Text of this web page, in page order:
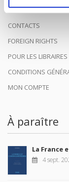
CONTACTS
FOREIGN RIGHTS
POUR LES LIBRAIRES
CONDITIONS
MON COMPTE
À paraître
La France
4 sept.